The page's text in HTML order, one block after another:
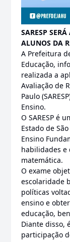
SARESP
ALUNOS DA
A Prefeitura
Educação,
realizada a
Avaliação de
Paulo
Ensino.
O SARESP é
Estado de
Ensino
habilidades e
matemática.
O exame
escolaridade
políticas
ensino e
educação,
Diante disso,
participação